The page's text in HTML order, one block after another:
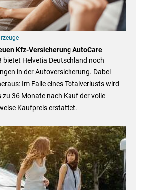
Kfz-Versicherung AutoCare
bietet Helvetia Deutschland noch
in der Autoversicherung. Dabei
Im Falle eines Totalverlusts wird
36 Monate nach Kauf der volle
Kaufpreis erstattet.